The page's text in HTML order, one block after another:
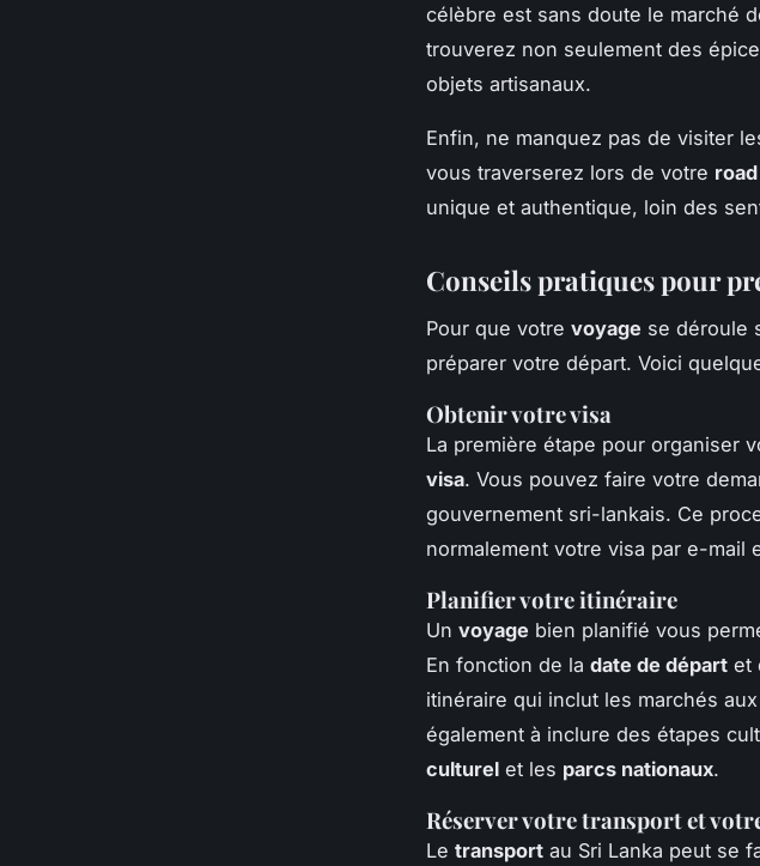
célèbre est sans doute le marché
trouverez non seulement des
objets artisanaux.
Enfin, ne manquez pas de visiter
vous traverserez lors de votre
unique et authentique, loin des
Conseils pratiques pour
Pour que votre voyage se déroule
préparer votre départ. Voici
Obtenir votre visa
La première étape pour organiser
visa. Vous pouvez faire votre
gouvernement sri-lankais. Ce
normalement votre visa par e-mail
Planifier votre itinéraire
Un voyage bien planifié vous
En fonction de la date de départ et
itinéraire qui inclut les marchés
également à inclure des étapes
culturel et les parcs nationaux.
Réserver votre transport et
Le transport au Sri Lanka peut se